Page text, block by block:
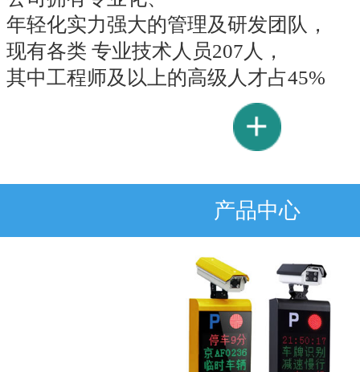
年轻化实力强大的管理及研发团队，
现有各类 专业技术人员207人，
其中工程师及以上的高级人才占45%
产品中心